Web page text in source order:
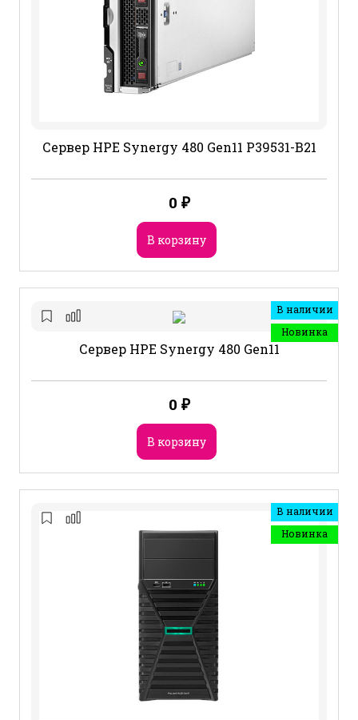
Сервер HPE Synergy 480 Gen11 P39531-B21
0 ₽
В корзину
В наличии
Новинка
Сервер HPE Synergy 480 Gen11
0 ₽
В корзину
В наличии
Новинка